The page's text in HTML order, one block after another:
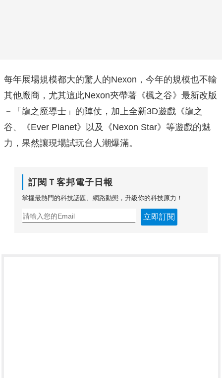
每年展場規模都大的驚人的Nexon，今年的規模也不輸
其他廠商，尤其這此Nexon夾帶著《楓之谷》最新改版
－「龍之魔導士」的陣仗，加上全新3D遊戲《龍之
谷、《Ever Planet》以及《Nexon Star》等遊戲的魅
力，果然讓現場試玩台人潮爆滿。
訂閱Ｔ客邦電子日報
掌握最熱門的科技話題、網路動態，升級你的科技原力！
立即訂閱